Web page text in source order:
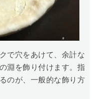
で穴をあけて、余計な
淵を飾り付けます。指
のが、一般的な飾り方